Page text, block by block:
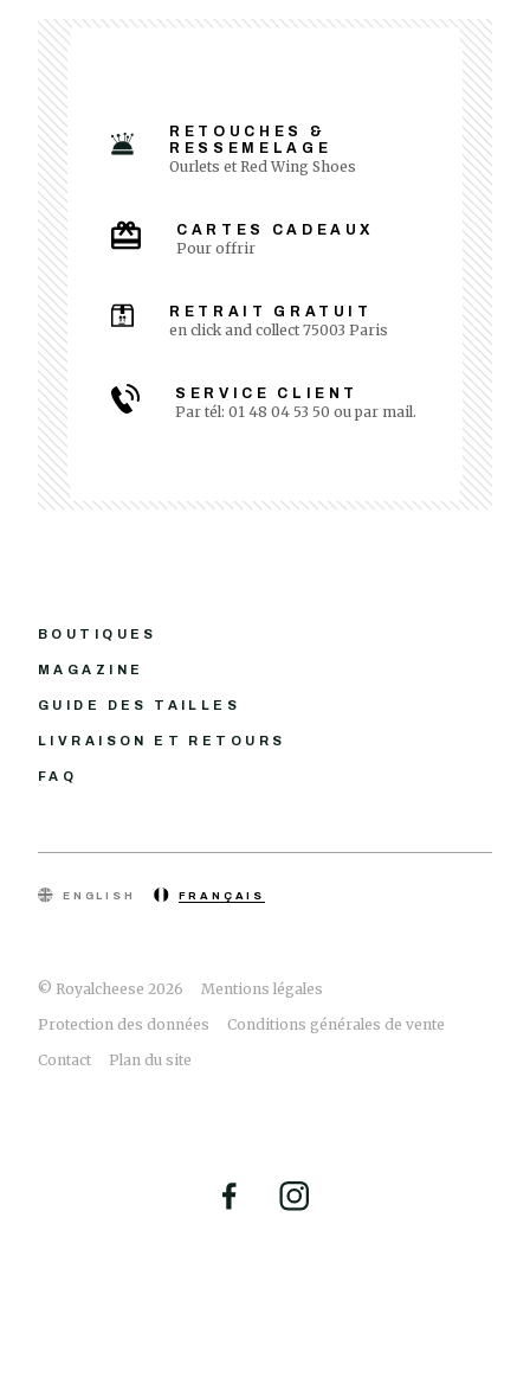
RETOUCHES &
RESSEMELAGE
Ourlets et Red Wing Shoes
CARTES CADEAUX
Pour offrir
RETRAIT GRATUIT
en click and collect 75003 Paris
SERVICE CLIENT
Par tél: 01 48 04 53 50 ou par mail.
BOUTIQUES
MAGAZINE
GUIDE DES TAILLES
LIVRAISON ET RETOURS
FAQ
© Royalcheese 2026
Mentions légales
Protection des données
Conditions générales de vente
Contact
Plan du site
ENGLISH FRANÇAIS